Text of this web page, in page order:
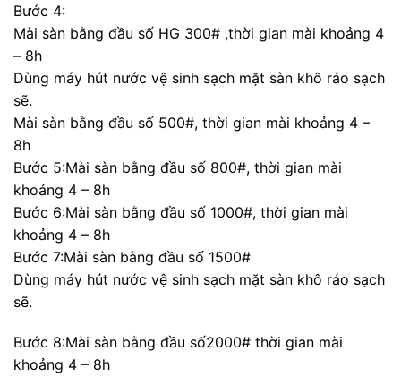
Bước 4:
Mài sàn bằng đầu số HG 300# ,thời gian mài khoảng 4
– 8h
Dùng máy hút nước vệ sinh sạch mặt sàn khô ráo sạch
sẽ.
Mài sàn bằng đầu số 500#, thời gian mài khoảng 4 –
8h
Bước 5:Mài sàn bằng đầu số 800#, thời gian mài
khoảng 4 – 8h
Bước 6:Mài sàn bằng đầu số 1000#, thời gian mài
khoảng 4 – 8h
Bước 7:Mài sàn bằng đầu số 1500#
Dùng máy hút nước vệ sinh sạch mặt sàn khô ráo sạch
sẽ.
Bước 8:Mài sàn bằng đầu số2000# thời gian mài
khoảng 4 – 8h